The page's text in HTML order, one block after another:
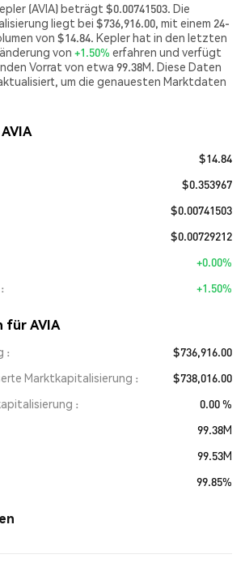
(AVIA) beträgt $0.00741503. Die
liegt bei $736,916.00, mit einem 24-
von $14.84. Kepler hat in den letzten
von +1.50% erfahren und verfügt
Vorrat von etwa 99.38M. Diese Daten
um die genauesten Marktdaten
$14.84
$0.353967
$0.00741503
$0.00729212
+0.00%
+1.50%
für AVIA
$736,916.00
Marktkapitalisierung
$738,016.00
0.00 %
99.38M
99.53M
99.85%